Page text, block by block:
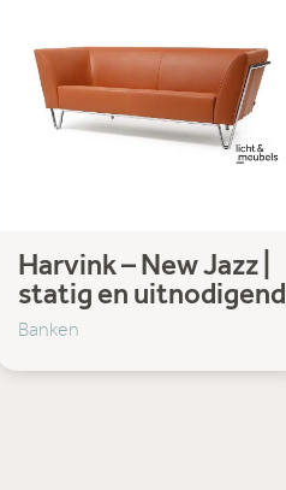
Harvink – New Jazz |
statig en uitnodigend
Banken